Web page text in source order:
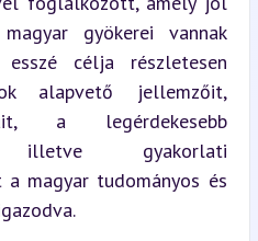
gyökerei vannak
célja részletesen
alapvető jellemzőit,
a legérdekesebb
illetve gyakorlati
magyar tudományos és